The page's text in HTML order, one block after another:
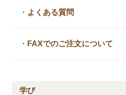
・ よくある質問
・ FAXでのご注文について
学び